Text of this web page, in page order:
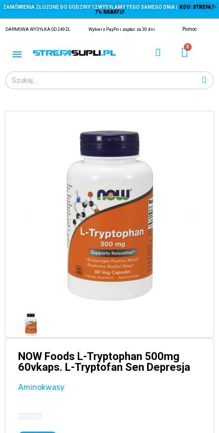
ZAMÓWIENIA ZŁOŻONE DO GODZINY 12 WYSYŁAMY TEGO SAMEGO DNIA |
KOD: STREFA7-
7% RABATU!
DARMOWA WYSYŁKA OD 249ZŁ Wybierz PayPo i zapłać za 30 dni Pomoc
NOW Foods L-Tryptophan 500mg
60vkaps. L-Tryptofan Sen Depresja
Aminokwasy
    